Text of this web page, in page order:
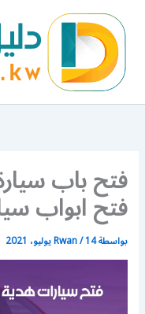
المحتوى
فتح ابواب
بواسطة Rwan/14 يوليو، 2021